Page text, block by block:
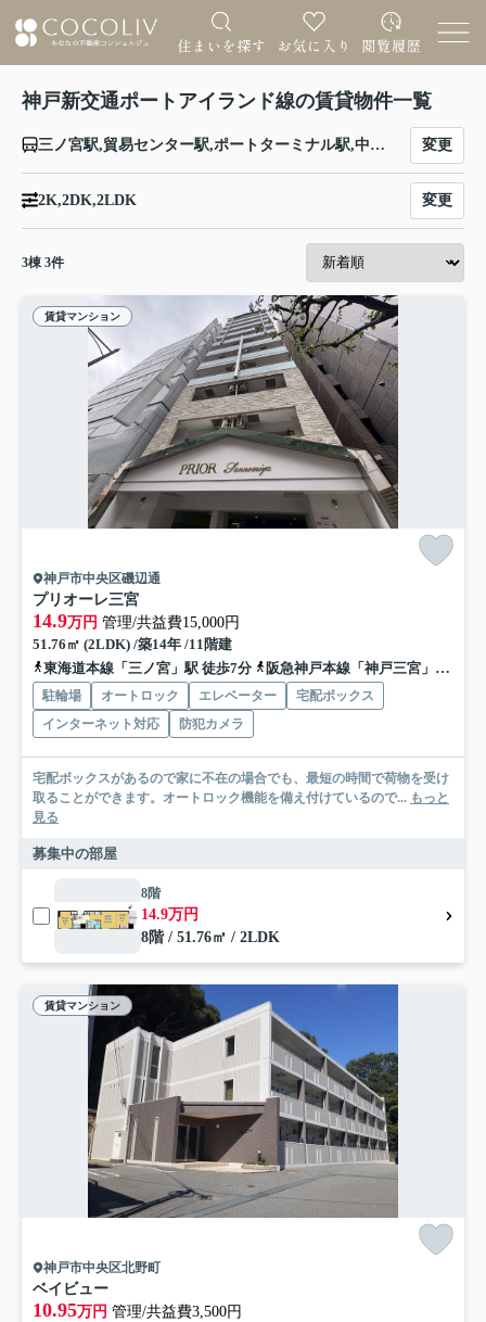
神戸新交通ポートアイランド線の賃貸物件一覧
三ノ宮駅,貿易センター駅,ポートターミナル駅,中公園駅,みなとじま駅,市民広場駅,南公園駅,中埠頭駅,北埠頭駅,医療センター駅,計算科学センター駅,神戸空港駅 変更
2K,2DK,2LDK 変更
3棟 3件
賃貸マンション
神戸市中央区磯辺通
プリオーレ三宮
14.9万円 管理/共益費15,000円
51.76㎡ (2LDK) /築14年 /11階建
東海道本線「三ノ宮」駅 徒歩7分
阪急神戸本線「神戸三宮」駅 徒歩9分
駐輪場 オートロック エレベーター
宅配ボックス
インターネット対応
防犯カメラ
宅配ボックスがあるので家に不在の場合でも、最短の時間で荷物を受け
取ることができます。オートロック機能を備え付けているので... もっと
見る
募集中の部屋
8階
14.9万円
8階 / 51.76㎡ / 2LDK
賃貸マンション
神戸市中央区北野町
ベイビュー
10.95万円 管理/共益費3,500円